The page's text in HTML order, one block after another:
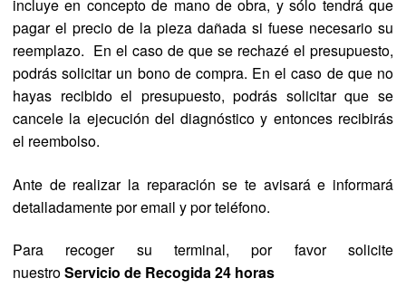
incluye en concepto de mano de obra, y sólo tendrá que
pagar el precio de la pieza dañada si fuese necesario su
reemplazo. En el caso de que se rechazé el presupuesto,
podrás solicitar un bono de compra. En el caso de que no
hayas recibido el presupuesto, podrás solicitar que se
cancele la ejecución del diagnóstico y entonces recibirás
el reembolso.
Ante de realizar la reparación se te avisará e informará
detalladamente por email y por teléfono.
Para recoger su terminal, por favor solicite
nuestroServicio de Recogida 24 horas